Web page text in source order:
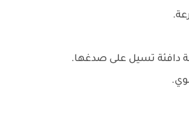
دافئة تسيل على صدغها.